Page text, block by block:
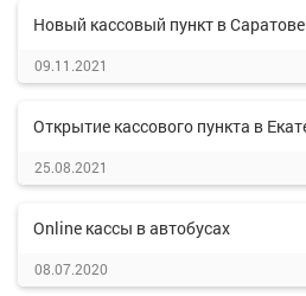
Новый кассовый пункт в
09.11.2021
Открытие кассового пункта в
25.08.2021
Online кассы в автобусах
08.07.2020